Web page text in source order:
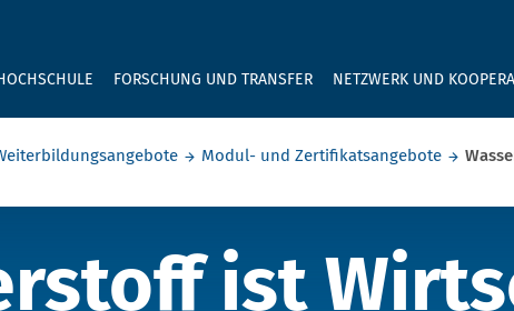
FORSCHUNG UND TRANSFER NETZWERK UND
Modul- und Zertifikatsangebote
ist
ist